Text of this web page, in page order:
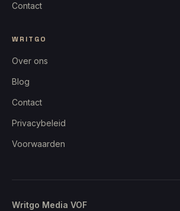
Contact
WRITGO
Over ons
Blog
Contact
Privacybeleid
Voorwaarden
Writgo Media VOF